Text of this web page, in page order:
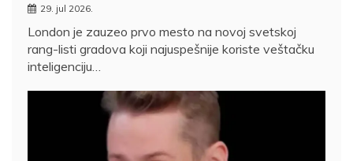
29. jul 2026.
London je zauzeo prvo mesto na novoj svetskoj
rang-listi gradova koji najuspešnije koriste veštačku
inteligenciju…